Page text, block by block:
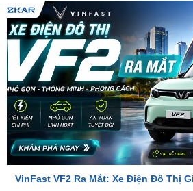
VinFast VF2 Ra Mắt: Xe Điện Đô Thị